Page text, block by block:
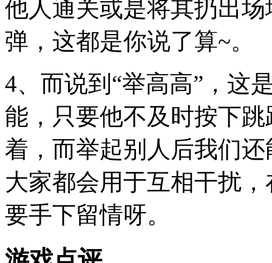
他人通关或是将其扔出
弹，这都是你说了算~。
4、而说到“举高高”，这
能，只要他不及时按下
着，而举起别人后我们
大家都会用于互相干扰
要手下留情呀。